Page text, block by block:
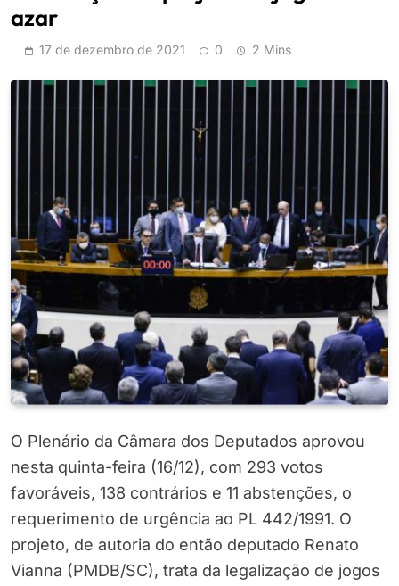
azar
17 de dezembro de 2021 0 2 Mins
O Plenário da Câmara dos Deputados aprovou
nesta quinta-feira (16/12), com 293 votos
favoráveis, 138 contrários e 11 abstenções, o
requerimento de urgência ao PL 442/1991. O
projeto, de autoria do então deputado Renato
Vianna (PMDB/SC), trata da legalização de jogos